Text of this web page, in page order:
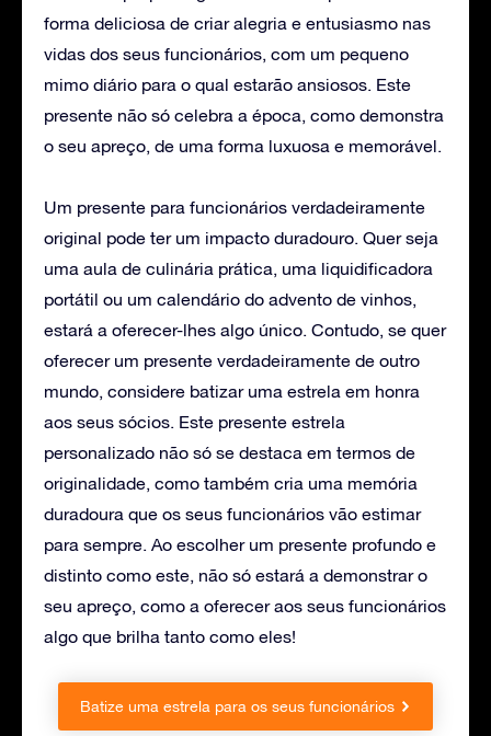
forma deliciosa de criar alegria e entusiasmo nas
vidas dos seus funcionários, com um pequeno
mimo diário para o qual estarão ansiosos. Este
presente não só celebra a época, como demonstra
o seu apreço, de uma forma luxuosa e memorável.
Um presente para funcionários verdadeiramente
original pode ter um impacto duradouro. Quer seja
uma aula de culinária prática, uma liquidificadora
portátil ou um calendário do advento de vinhos,
estará a oferecer-lhes algo único. Contudo, se quer
oferecer um presente verdadeiramente de outro
mundo, considere batizar uma estrela em honra
aos seus sócios. Este presente estrela
personalizado não só se destaca em termos de
originalidade, como também cria uma memória
duradoura que os seus funcionários vão estimar
para sempre. Ao escolher um presente profundo e
distinto como este, não só estará a demonstrar o
seu apreço, como a oferecer aos seus funcionários
algo que brilha tanto como eles!
Batize uma estrela para os seus funcionários